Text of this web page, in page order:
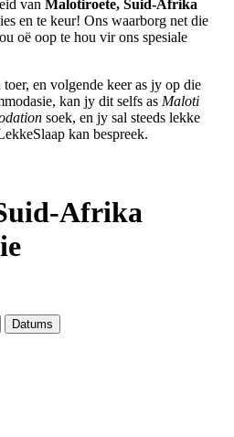
van Malotiroete, Suid-Afrika
en te keur! Ons waarborg net die
oë oop te hou vir ons spesiale
en volgende keer as jy op die
kan jy dit selfs as Maloti
soek, en jy sal steeds lekke
kan bespreek.
Afrika
Datums